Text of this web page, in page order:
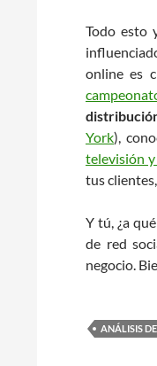
Todo esto
online es
York),
televisión
tus
Y tú, ¿a
de red
negocio.
ANÁLISIS